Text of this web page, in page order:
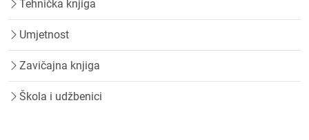
Tehnička knjiga
Umjetnost
Zavičajna knjiga
Škola i udžbenici